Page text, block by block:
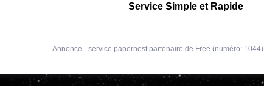
Service Simple et Rapide
Annonce - service papernest partenaire de Free (numéro: 1044)